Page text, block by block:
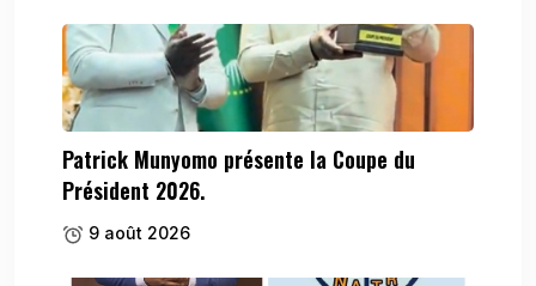
Patrick Munyomo présente la Coupe du
Président 2026.
9 août 2026